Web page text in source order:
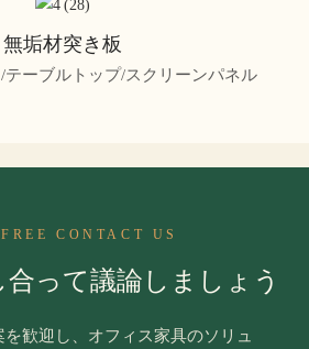
無垢材突き板
ーブルトップ/スクリーンパネル
CONTACT US
って議論しましょう
歓迎し、オフィス家具のソリュ